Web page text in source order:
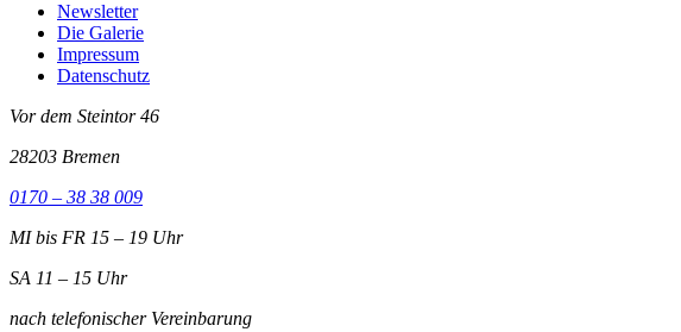
Newsletter
Die Galerie
Impressum
Datenschutz
Vor dem Steintor 46
28203 Bremen
0170 – 38 38 009
MI bis FR 15 – 19 Uhr
SA 11 – 15 Uhr
nach telefonischer Vereinbarung